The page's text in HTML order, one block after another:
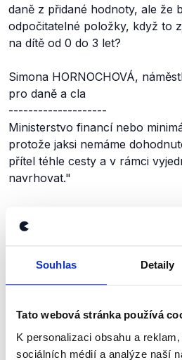
Souhlas Detaily
Tato webová stránka používá
K personalizaci obsahu a
sociálních médií a analýze naší
daně z přidané hodnoty, ale že
odpočitatelné položky, když to
na dítě od 0 do 3 let?
Simona HORNOCHOVÁ,
pro daně a cla
--------------------
Ministerstvo financí nebo
protože jaksi nemáme
přítel téhle cesty a v rámci
navrhovat."
Výrok jsme zmínili